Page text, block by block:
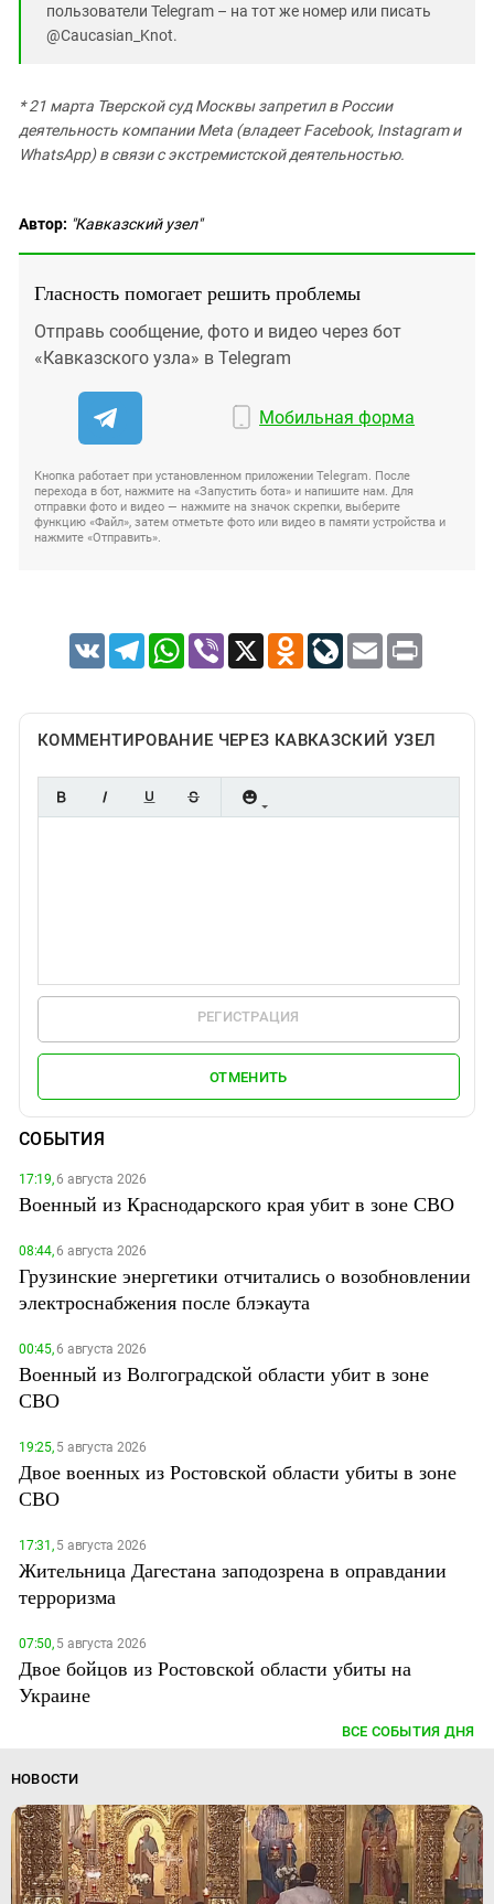
пользователи Telegram – на тот же номер или писать
@Caucasian_Knot.
* 21 марта Тверской суд Москвы запретил в России
деятельность компании Meta (владеет Facebook, Instagram и
WhatsApp) в связи с экстремистской деятельностью.
Автор: "Кавказский узел"
Гласность помогает решить проблемы
Отправь сообщение, фото и видео через бот
«Кавказского узла» в Telegram
Мобильная форма
Кнопка работает при установленном приложении Telegram. После
перехода в бот, нажмите на «Запустить бота» и напишите нам. Для
отправки фото и видео — нажмите на значок скрепки, выберите
функцию «Файл», затем отметьте фото или видео в памяти устройства и
нажмите «Отправить».
VK TelegramWhatsApp
Viber X Odnoklassniki
LiveJournal
Email Print
КОММЕНТИРОВАНИЕ ЧЕРЕЗ КАВКАЗСКИЙ УЗЕЛ
РЕГИСТРАЦИЯ
ОТМЕНИТЬ
СОБЫТИЯ
17:19,6 августа 2026
Военный из Краснодарского края убит в зоне СВО
08:44,6 августа 2026
Грузинские энергетики отчитались о возобновлении
электроснабжения после блэкаута
00:45,6 августа 2026
Военный из Волгоградской области убит в зоне
СВО
19:25,5 августа 2026
Двое военных из Ростовской области убиты в зоне
СВО
17:31,5 августа 2026
Жительница Дагестана заподозрена в оправдании
терроризма
07:50,5 августа 2026
Двое бойцов из Ростовской области убиты на
Украине
ВСЕ СОБЫТИЯ ДНЯ
НОВОСТИ